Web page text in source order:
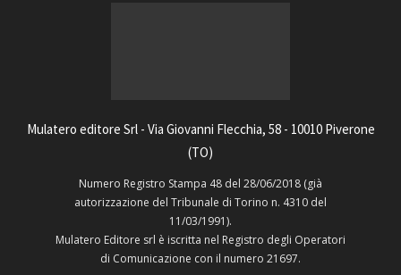
Mulatero editore Srl - Via Giovanni Flecchia, 58 - 10010 Piverone
(TO)
Numero Registro Stampa 48 del 28/06/2018 (già
autorizzazione del Tribunale di Torino n. 4310 del
11/03/1991).
Mulatero Editore srl è iscritta nel Registro degli Operatori
di Comunicazione con il numero 21697.